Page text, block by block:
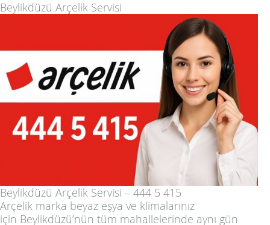
Beylikdüzü Arçelik Servisi
Beylikdüzü Arçelik Servisi – 444 5 415
Arçelik marka beyaz eşya ve klimalarınız
için Beylikdüzü’nün tüm mahallelerinde aynı gün